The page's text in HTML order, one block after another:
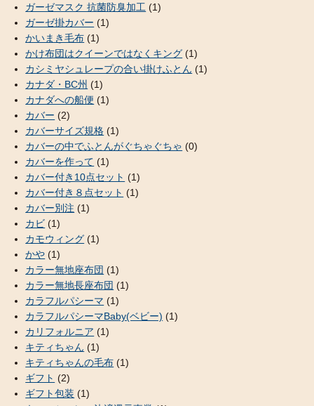
ガーゼマスク 抗菌防臭加工 (1)
ガーゼ掛カバー (1)
かいまき毛布 (1)
かけ布団はクイーンではなくキング (1)
カシミヤシュレープの合い掛けふとん (1)
カナダ・BC州 (1)
カナダへの船便 (1)
カバー (2)
カバーサイズ規格 (1)
カバーの中でふとんがぐちゃぐちゃ (0)
カバーを作って (1)
カバー付き10点セット (1)
カバー付き８点セット (1)
カバー別注 (1)
カビ (1)
カモウィング (1)
かや (1)
カラー無地座布団 (1)
カラー無地長座布団 (1)
カラフルパシーマ (1)
カラフルパシーマBaby(ベビー) (1)
カリフォルニア (1)
キティちゃん (1)
キティちゃんの毛布 (1)
ギフト (2)
ギフト包装 (1)